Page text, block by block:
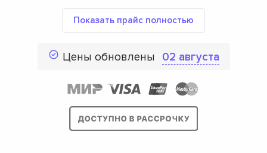
Показать прайс полностью
Цены обновлены 02 августа